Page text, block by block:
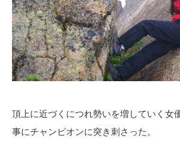
頂上に近づくにつれ勢いを増していく女
事にチャンピオンに突き刺さった。